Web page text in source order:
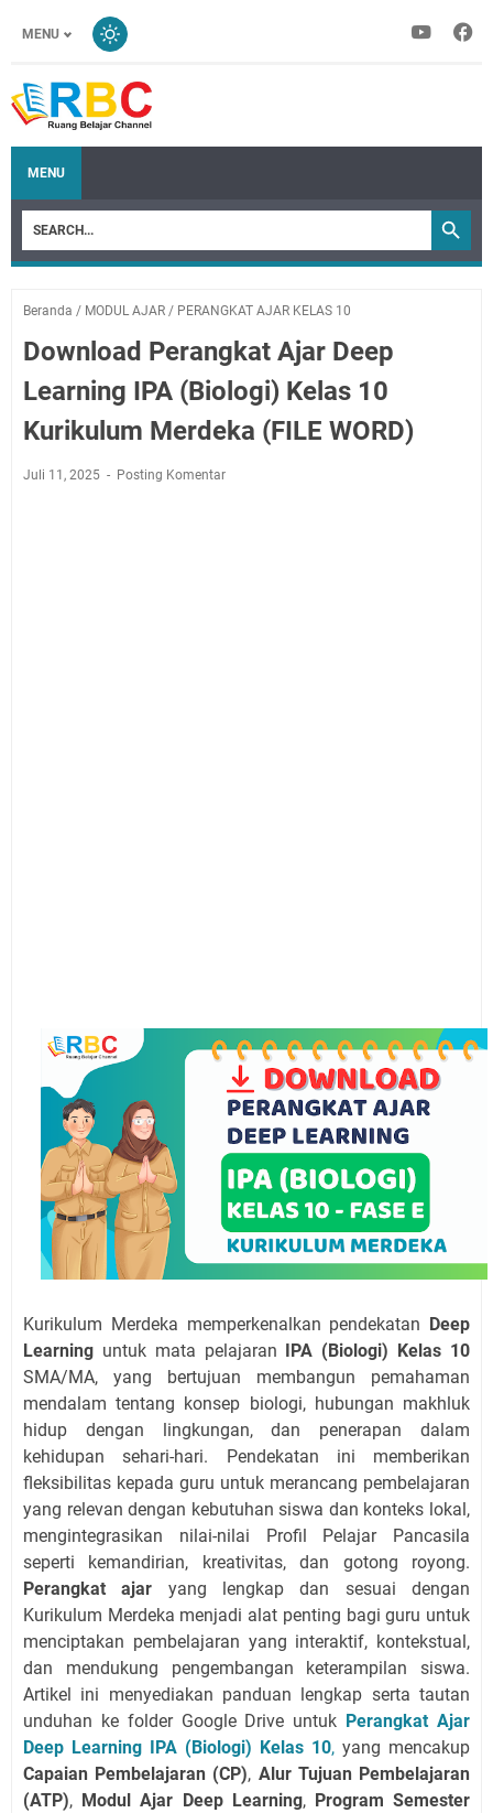
MENU
MENU
Beranda / MODUL AJAR / PERANGKAT AJAR KELAS 10
Download Perangkat Ajar Deep
Learning IPA (Biologi) Kelas 10
Kurikulum Merdeka (FILE WORD)
Juli 11, 2025 Posting Komentar
Kurikulum Merdeka memperkenalkan pendekatan
Deep
Learning untuk mata pelajaran
IPA (Biologi) Kelas 10
SMA/MA, yang bertujuan membangun pemahaman
mendalam tentang konsep biologi, hubungan makhluk
hidup dengan lingkungan, dan penerapan dalam
kehidupan sehari-hari. Pendekatan ini memberikan
fleksibilitas kepada guru untuk merancang pembelajaran
yang relevan dengan kebutuhan siswa dan konteks lokal,
mengintegrasikan nilai-nilai Profil Pelajar Pancasila
seperti kemandirian, kreativitas, dan gotong royong.
Perangkat ajar yang lengkap dan sesuai dengan
Kurikulum Merdeka menjadi alat penting bagi guru untuk
menciptakan pembelajaran yang interaktif, kontekstual,
dan mendukung pengembangan keterampilan siswa.
Artikel ini menyediakan panduan lengkap serta tautan
unduhan ke folder Google Drive untuk Perangkat Ajar
Deep Learning IPA (Biologi) Kelas 10, yang mencakup
Capaian Pembelajaran (CP), Alur Tujuan Pembelajaran
(ATP), Modul Ajar Deep Learning, Program Semester